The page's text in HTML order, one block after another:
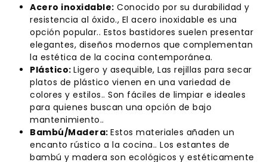
Acero inoxidable: Conocido por su durabilidad y
resistencia al óxido., El acero inoxidable es una
opción popular.. Estos bastidores suelen presentar
elegantes, diseños modernos que complementan
la estética de la cocina contemporánea.
Plástico: Ligero y asequible, Las rejillas para secar
platos de plástico vienen en una variedad de
colores y estilos.. Son fáciles de limpiar e ideales
para quienes buscan una opción de bajo
mantenimiento..
Bambú/Madera: Estos materiales añaden un
encanto rústico a la cocina.. Los estantes de
bambú y madera son ecológicos y estéticamente